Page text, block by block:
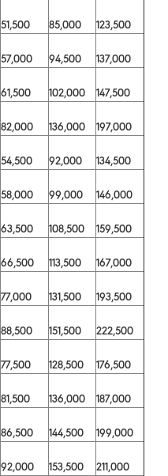
51,500 85,000
123,500
57,000 94,500
137,000
61,500 102,000
147,500
82,000 136,000
197,000
54,500 92,000
134,500
58,000 99,000
146,000
63,500 108,500
159,500
66,500 113,500
167,000
77,000 131,500
193,500
88,500 151,500
222,500
77,500 128,500
176,500
81,500 136,000
187,000
86,500 144,500
199,000
92,000 153,500
211,000